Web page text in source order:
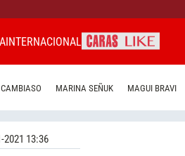
INTERNACIONAL
MARINA SEÑUK MAGUI BRAVI
2021 13:36